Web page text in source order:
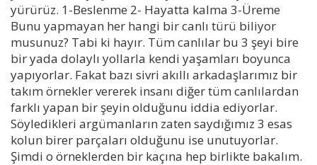
yürürüz. 1-Beslenme 2- Hayatta kalma 3-Üreme
Bunu yapmayan her hangi bir canlı türü biliyor
musunuz? Tabi ki hayır. Tüm canlılar bu 3 şeyi bire
bir yada dolaylı yollarla kendi yaşamları boyunca
yapıyorlar. Fakat bazı sivri akıllı arkadaşlarımız bir
takım örnekler vererek insanı diğer tüm canlılardan
farklı yapan bir şeyin olduğunu iddia ediyorlar.
Söyledikleri argümanların zaten saydığımız 3 esas
kolun birer parçaları olduğunu ise unutuyorlar.
Şimdi o örneklerden bir kaçına hep birlikte bakalım.